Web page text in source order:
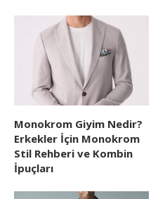
Monokrom Giyim Nedir?
Erkekler İçin Monokrom
Stil Rehberi ve Kombin
İpuçları